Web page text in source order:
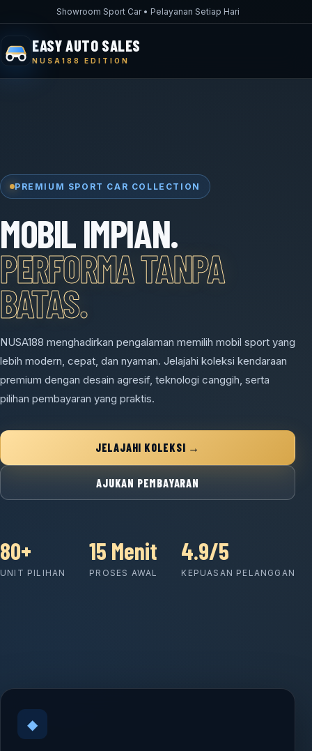
Showroom Sport Car • Pelayanan Setiap Hari
EASY AUTO SALES
NUSA188 EDITION
PREMIUM SPORT CAR COLLECTION
MOBIL IMPIAN.
PERFORMA TANPA
BATAS.
NUSA188 menghadirkan pengalaman memilih mobil sport yang
lebih modern, cepat, dan nyaman. Jelajahi koleksi kendaraan
premium dengan desain agresif, teknologi canggih, serta
pilihan pembayaran yang praktis.
JELAJAHI KOLEKSI →
AJUKAN PEMBAYARAN
80+
UNIT PILIHAN
15 Menit
PROSES AWAL
4.9/5
KEPUASAN PELANGGAN
◆